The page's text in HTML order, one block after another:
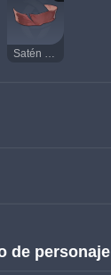
Satén rojo descolorido
de personaje